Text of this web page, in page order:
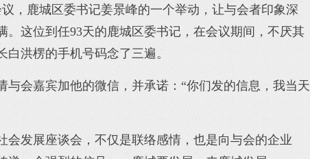
，鹿城区委书记姜景峰的一个举动，让与会者印象深
。这位到任93天的鹿城区委书记，在会议期间，不厌其
白洪楞的手机号码念了三遍。
与会嘉宾加他的微信，并承诺：“你们发的信息，我当天
会发展座谈会，不仅是联络感情，也是向与会的企业